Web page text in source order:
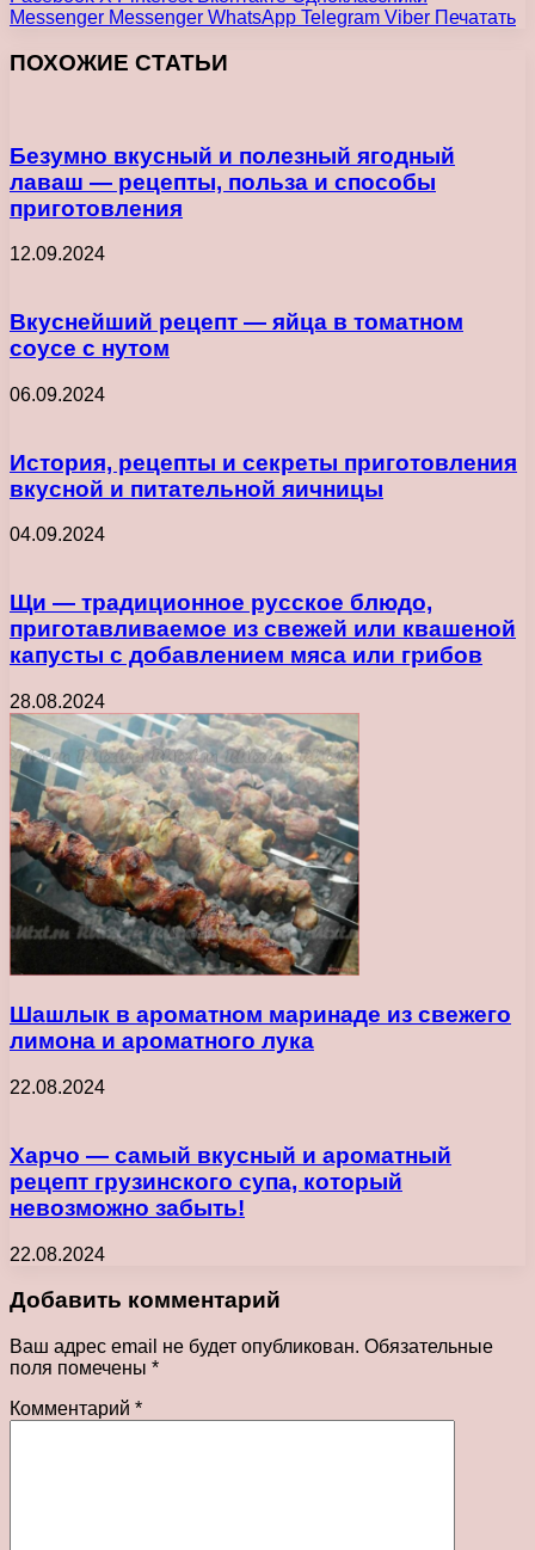
Messenger Messenger WhatsApp Telegram Viber Печатать
ПОХОЖИЕ СТАТЬИ
Безумно вкусный и полезный ягодный
лаваш — рецепты, польза и способы
приготовления
12.09.2024
Вкуснейший рецепт — яйца в томатном
соусе с нутом
06.09.2024
История, рецепты и секреты приготовления
вкусной и питательной яичницы
04.09.2024
Щи — традиционное русское блюдо,
приготавливаемое из свежей или квашеной
капусты с добавлением мяса или грибов
28.08.2024
Шашлык в ароматном маринаде из свежего
лимона и ароматного лука
22.08.2024
Харчо — самый вкусный и ароматный
рецепт грузинского супа, который
невозможно забыть!
22.08.2024
Добавить комментарий
Ваш адрес email не будет опубликован. Обязательные
поля помечены *
Комментарий *